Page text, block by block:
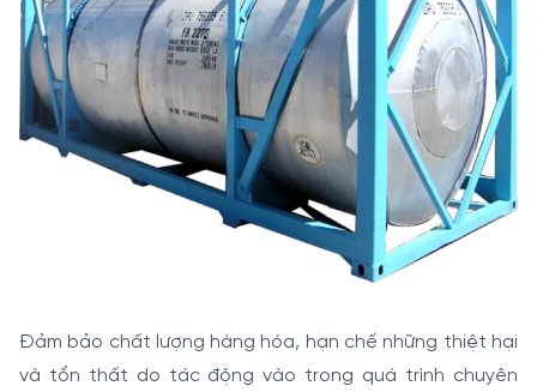
Đảm bảo chất lượng hàng hóa, hạn chế những thiệt hại
và tổn thất do tác động vào trong quá trình chuyên